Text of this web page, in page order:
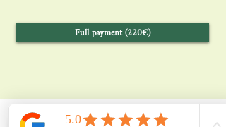
Full payment (220€)